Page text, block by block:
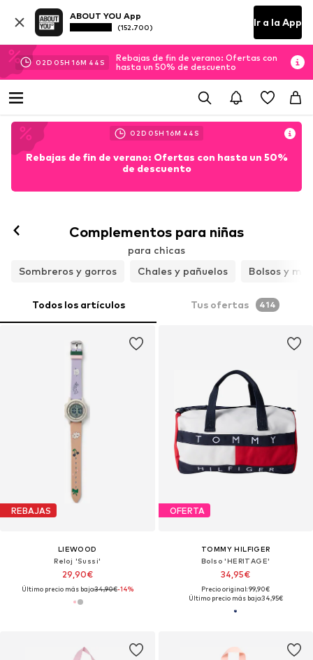
ABOUT YOU App
(152.700) Ir a la App
02D 05H 16M 43 S
Rebajas de fin de verano: Ofertas con
hasta un 50% de descuento
02D 05H 16M 43 S
Rebajas de fin de verano: Ofertas con hasta un 50%
de descuento
Complementos para niñas
para chicas
Sombreros y gorros
Chales y pañuelos Bolsos y
Todos los artículos Tus ofertas 414
REBAJAS
LIEWOOD
Reloj 'Sussi'
29,90€
Último precio más bajo:34,90€-14%
OFERTA
TOMMY HILFIGER
Bolso 'HERITAGE'
34,95€
Precio original: 99,90€
Último precio más bajo:34,95€